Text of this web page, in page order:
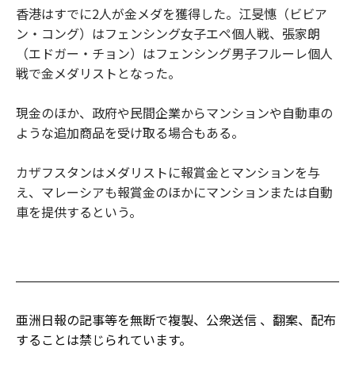
香港はすでに2人が金メダを獲得した。江旻憓（ビビア
ン・コング）はフェンシング女子エペ個人戦、張家朗
（エドガー・チョン）はフェンシング男子フルーレ個人
戦で金メダリストとなった。
現金のほか、政府や民間企業からマンションや自動車の
ような追加商品を受け取る場合もある。
カザフスタンはメダリストに報賞金とマンションを与
え、マレーシアも報賞金のほかにマンションまたは自動
車を提供するという。
亜洲日報の記事等を無断で複製、公衆送信 、翻案、配布
することは禁じられています。